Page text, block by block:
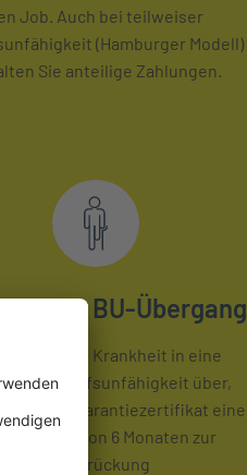
Job. Auch bei teilweiser
(Hamburger Modell)
Sie anteilige Zahlungen.
BU-Übergang
eine lange Krankheit in eine
Berufsunfähigkeit über,
unser Garantiezertifikat eine
von 6 Monaten zur
Überbrückung